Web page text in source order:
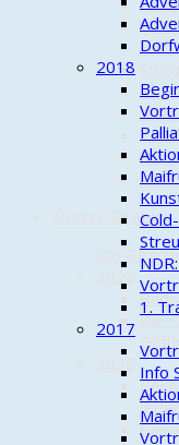
Oertze Piraten
Die
Die
Bei
2018
1.
2017
Info